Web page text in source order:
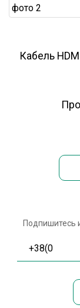
Кабель
Подпишитесь